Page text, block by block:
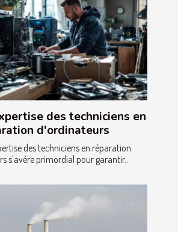
des techniciens en
d'ordinateurs
des techniciens en réparation
s'avère primordial pour garantir...